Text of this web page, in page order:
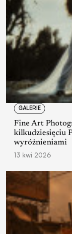
GALERIE
Fine Art
kilkudziesięciu
wyróżnieniami
13 kwi 2026